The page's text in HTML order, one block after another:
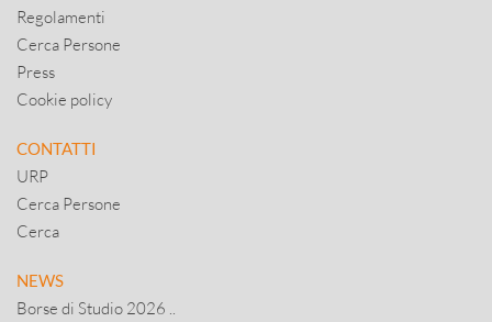
Regolamenti
Cerca Persone
Press
Cookie policy
CONTATTI
URP
Cerca Persone
Cerca
NEWS
Borse di Studio 2026 ..